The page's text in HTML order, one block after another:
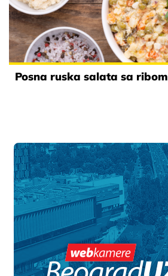
Posna ruska salata sa ribom